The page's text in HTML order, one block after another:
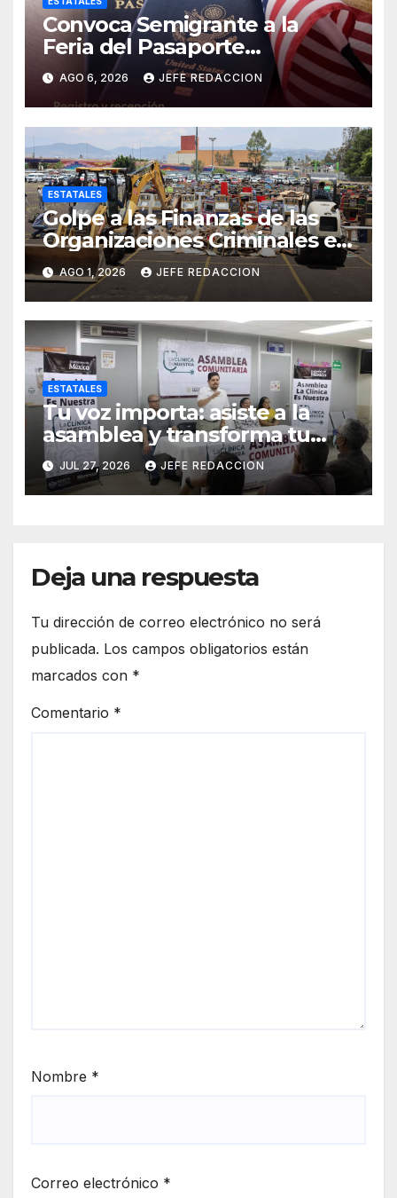
Convoca Semigrante a la
Feria del Pasaporte
Estadounidense 2026
AGO 6, 2026 JEFE REDACCION
ESTATALES
Golpe a las Finanzas de las
Organizaciones Criminales en
Operativos
Interinstitucionales
AGO 1, 2026 JEFE REDACCION
ESTATALES
Tu voz importa: asiste a la
asamblea y transforma tu
clínica del IMSS-Bienestar
JUL 27, 2026 JEFE REDACCION
Deja una respuesta
Tu dirección de correo electrónico no será
publicada. Los campos obligatorios están
marcados con *
Comentario *
Nombre *
Correo electrónico *